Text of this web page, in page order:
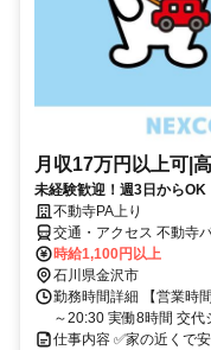
月収17万円以上可|
未経験歓迎！週3日からOK
不動寺PA上り
交通・アクセス 不動寺
時給1,100円以上
石川県金沢市
勤務時間詳細 【営業時
～20:30 実働8時間 交代
仕事内容 ✅家の近くで